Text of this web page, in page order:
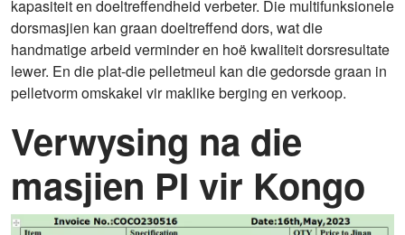
kapasiteit en doeltreffendheid verbeter. Die multifunksionele
dorsmasjien kan graan doeltreffend dors, wat die
handmatige arbeid verminder en hoë kwaliteit dorsresultate
lewer. En die plat-die pelletmeul kan die gedorsde graan in
pelletvorm omskakel vir maklike berging en verkoop.
Verwysing na die
masjien PI vir Kongo